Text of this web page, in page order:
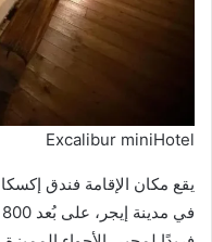
Excalibur miniHotel